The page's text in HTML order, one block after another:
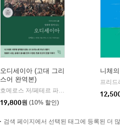
오디세이아 (고대 그리
스어 완역본)
19,800원 (10% 할인)
니체
검색 페이지에서 선택된 태그에 등록된 더